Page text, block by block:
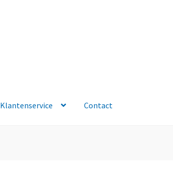
Klantenservice Contact